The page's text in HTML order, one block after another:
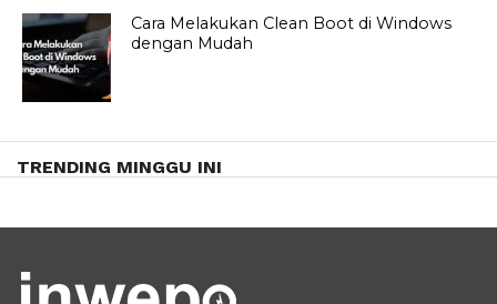
Cara Melakukan Clean Boot di Windows
dengan Mudah
TRENDING MINGGU INI